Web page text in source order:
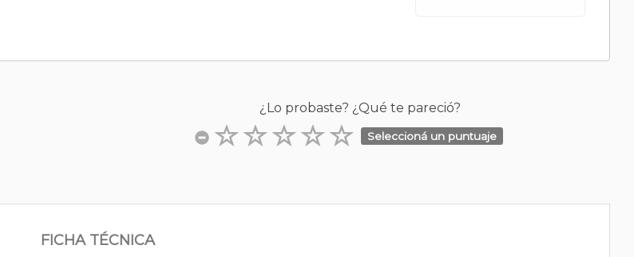
¿Lo probaste? ¿Qué te pareció?
Seleccioná un puntuaje
FICHA TÉCNICA